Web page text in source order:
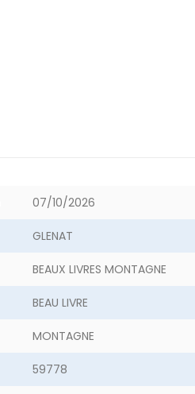
07/10/2026
GLENAT
BEAUX LIVRES MONTAGNE
BEAU LIVRE
MONTAGNE
59778